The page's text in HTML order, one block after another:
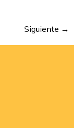
Siguiente →